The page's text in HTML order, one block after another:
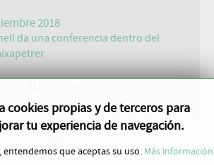
2018
da una conferencia dentro del
cookies propias y de terceros para
tu experiencia de navegación.
que aceptas su uso. Más información